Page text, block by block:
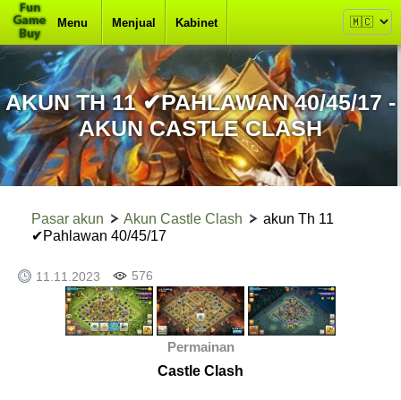
Menu Menjual Kabinet
AKUN TH 11 ✔PAHLAWAN 40/45/17 -
AKUN CASTLE CLASH
Pasar akun Akun Castle Clash
akun Th 11
✔Pahlawan 40/45/17
11.11.2023 576
Permainan
Castle Clash